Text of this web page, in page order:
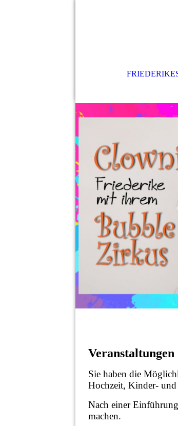
Veranstaltungen
Sie haben die
Hochzeit, Kinder- und
Nach einer
machen.